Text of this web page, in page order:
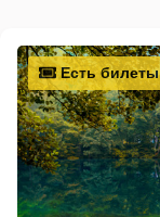
Есть билеты